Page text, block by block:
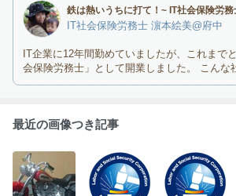
IT社会保険労務士 濵本絵美@府中
IT企業に12年間勤めていましたが、これまで
会保険労務士」として開業しました。 こんな
最近の画像つき記事